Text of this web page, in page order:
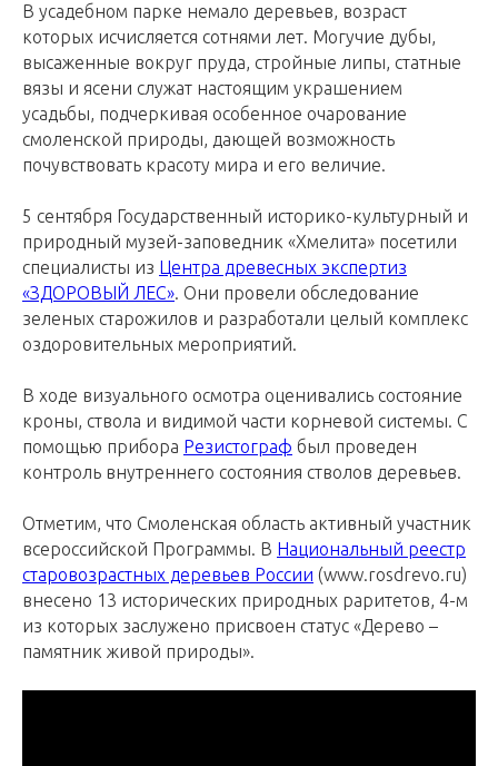
В усадебном парке немало деревьев, возраст
которых исчисляется сотнями лет. Могучие дубы,
высаженные вокруг пруда, стройные липы, статные
вязы и ясени служат настоящим украшением
усадьбы, подчеркивая особенное очарование
смоленской природы, дающей возможность
почувствовать красоту мира и его величие.
5 сентября Государственный историко-культурный и
природный музей-заповедник «Хмелита» посетили
специалисты из Центра древесных экспертиз
«ЗДОРОВЫЙ ЛЕС». Они провели обследование
зеленых старожилов и разработали целый комплекс
оздоровительных мероприятий.
В ходе визуального осмотра оценивались состояние
кроны, ствола и видимой части корневой системы. С
помощью прибора Резистограф был проведен
контроль внутреннего состояния стволов деревьев.
Отметим, что Смоленская область активный участник
всероссийской Программы. В Национальный реестр
старовозрастных деревьев России (www.rosdrevo.ru)
внесено 13 исторических природных раритетов, 4-м
из которых заслужено присвоен статус «Дерево –
памятник живой природы».